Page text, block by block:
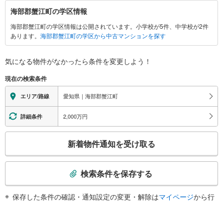
海
部
郡
蟹
町
関
す
る
情
報
海部郡蟹江町の学区情報
海部郡蟹江町の学区情報は公開されています。小学校が5件、中学校が2件
あります。 海部郡蟹江町の学区から中古マンションを探す
気になる物件がなかったら条件を変更しよう！
現在の検索条件
エリア/路線 愛知県｜海部郡蟹江町
詳細条件 2,000万円
検
新着物件通知を受け取る
検索条件を保存する
保存した条件の確認・通知設定の変更・解除はマイページから行